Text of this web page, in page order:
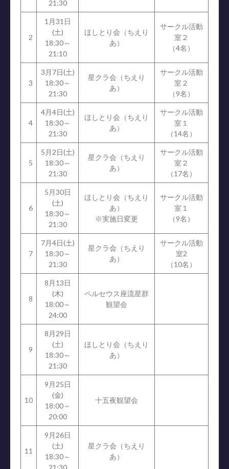
21:30
2
1月31日
(土)
18:30～
21:10
ほしとり会（ちえり
あ）
サークル活動
室２
（4名）
3
3月7日(土)
18:30～
21:30
星クラ会（ちえり
あ）
サークル活動
室２
（9名）
4
4月4日(土)
18:30～
21:30
ほしとり会（ちえり
あ）
サークル活動
室１
（14名）
5
5月2日(土)
18:30～
21:30
星クラ会（ちえり
あ）
サークル活動
室２
（17名）
6
5月30日
(土)
18:30～
21:30
ほしとり会（ちえり
あ）
※実施日変更
サークル活動
室１
（9名）
7
7月4日(土)
18:30～
21:30
星クラ会（ちえり
あ）
サークル活動
室2
（10名）
8
8月13日
(木)
18:00～
24:00
ペルセウス座流星群
観望会
9
8月29日
(土)
18:30～
21:30
ほしとり会（ちえり
あ）
10
9月25日
(金)
18:00～
20:00
十五夜観望会
11
9月26日
(土)
18:30～
21:30
星クラ会（ちえり
あ）